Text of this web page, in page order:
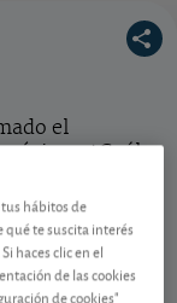
el
¿Cuáles
hábitos de
te suscita interés
haces clic en el
de las cookies
de cookies"